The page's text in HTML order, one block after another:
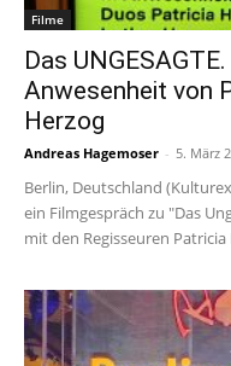
Filme
Das
Anwesenheit von
Herzog
Andreas Hagemoser - 5. März
Berlin, Deutschland
ein Filmgespräch zu "Das
mit den Regisseuren